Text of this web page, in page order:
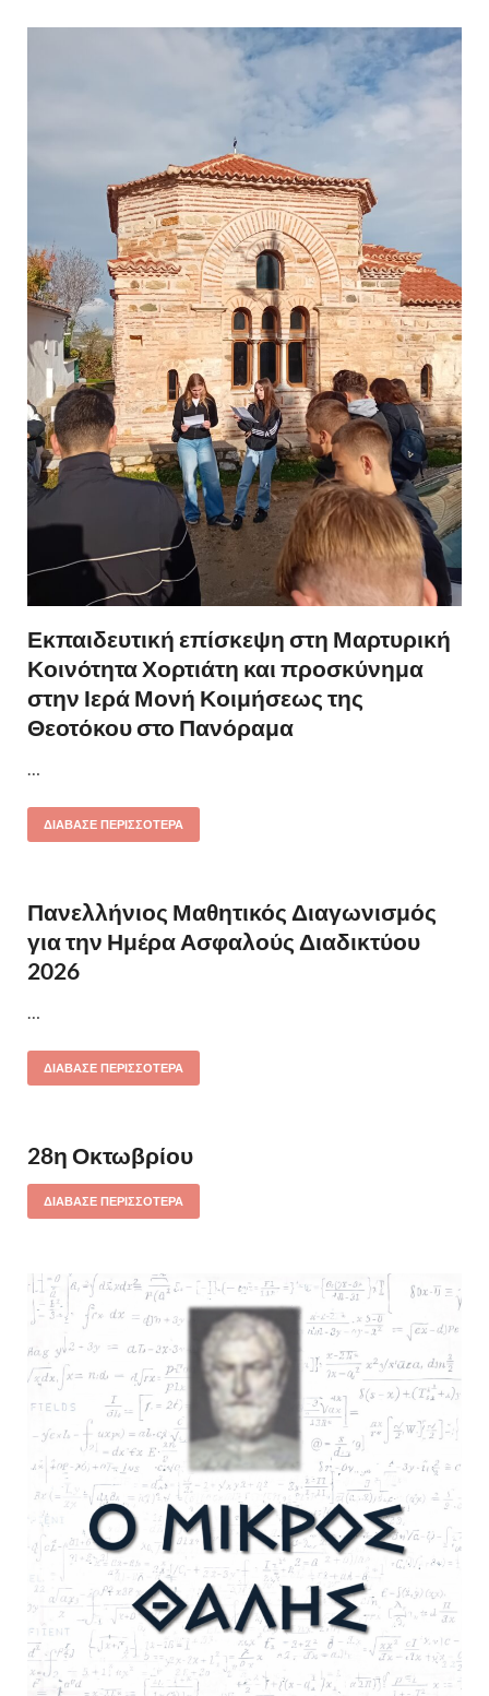
Εκπαιδευτική επίσκεψη στη Μαρτυρική
Κοινότητα Χορτιάτη και προσκύνημα
στην Ιερά Μονή Κοιμήσεως της
Θεοτόκου στο Πανόραμα
…
ΔΙΆΒΑΣΕ ΠΕΡΙΣΣΌΤΕΡΑ
Πανελλήνιος Μαθητικός Διαγωνισμός
για την Ημέρα Ασφαλούς Διαδικτύου
2026
…
ΔΙΆΒΑΣΕ ΠΕΡΙΣΣΌΤΕΡΑ
28η Οκτωβρίου
ΔΙΆΒΑΣΕ ΠΕΡΙΣΣΌΤΕΡΑ